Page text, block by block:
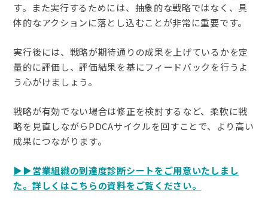
す。また実行するためには、抽象的な戦略ではなく、具
体的なアクションに落とし込むことが非常に重要です。
実行後には、戦略が期待通りの成果を上げているかを定
量的に評価し、評価結果を基にフィードバックを行うよ
う心がけましょう。
戦略が有効でない場合は修正を検討するなど、柔軟に戦
略を見直しながらPDCAサイクルを回すことで、より高い
成果につながります。
▶︎▶︎営業組織の到達度診断シートをご用意いたしまし
た。詳しくはこちらの資料をご覧ください。